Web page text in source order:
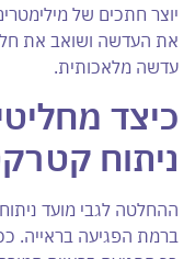
יוצר חתכים של
את העדשה ושואב את
עדשה מלאכותית.
כיצד
ניתוח
ההחלטה לגבי מועד
ברמת הפגיעה בראייה.